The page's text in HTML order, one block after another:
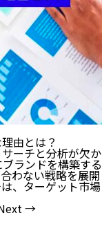
由とは？
ーチと分析が欠か
ランドを構築する
わない戦略を展開
、ターゲット市場
→